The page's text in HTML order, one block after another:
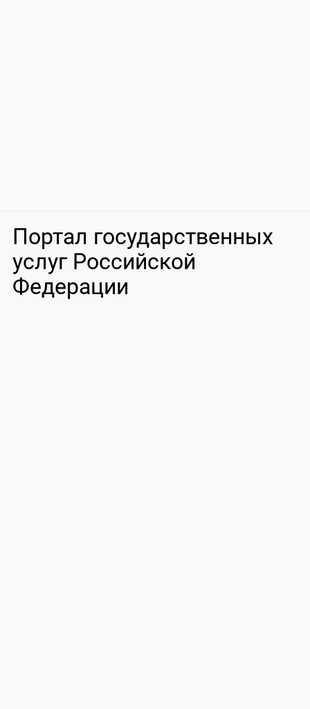
Портал государственных
услуг Российской
Федерации